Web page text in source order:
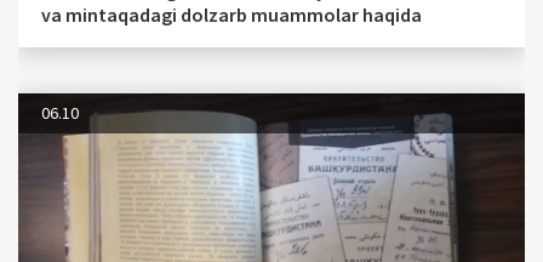
va mintaqadagi dolzarb muammolar haqida
06.10